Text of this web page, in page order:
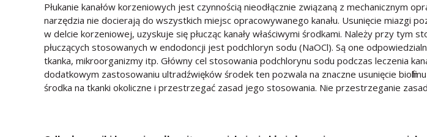
Płukanie kanałów korzeniowych jest czynnością nieodłącznie związaną z mechanicznym
narzędzia nie docierają do wszystkich miejsc opracowywanego kanału. Usunięcie miazgi
w delcie korzeniowej, uzyskuje się płucząc kanały właściwymi środkami. Należy przy
płuczących stosowanych w endodoncji jest podchloryn sodu (NaOCl). Są one
tkanka, mikroorganizmy itp. Główny cel stosowania podchlorynu sodu podczas leczenia
dodatkowym zastosowaniu ultradźwięków środek ten pozwala na znaczne usunięcie
środka na tkanki okoliczne i przestrzegać zasad jego stosowania. Nie przestrzeganie